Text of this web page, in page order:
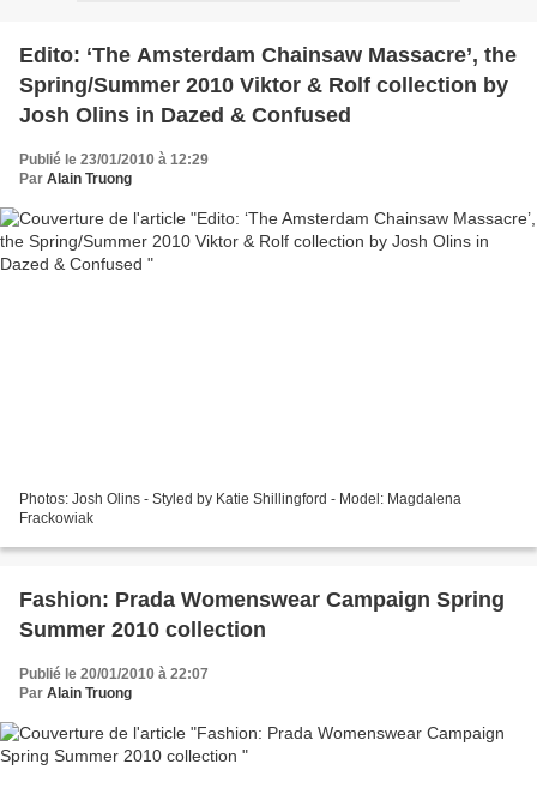
Edito: ‘The Amsterdam Chainsaw Massacre’, the
Spring/Summer 2010 Viktor & Rolf collection by
Josh Olins in Dazed & Confused
Publié le 23/01/2010 à 12:29
Par Alain Truong
Photos: Josh Olins - Styled by Katie Shillingford - Model: Magdalena
Frackowiak
Fashion: Prada Womenswear Campaign Spring
Summer 2010 collection
Publié le 20/01/2010 à 22:07
Par Alain Truong